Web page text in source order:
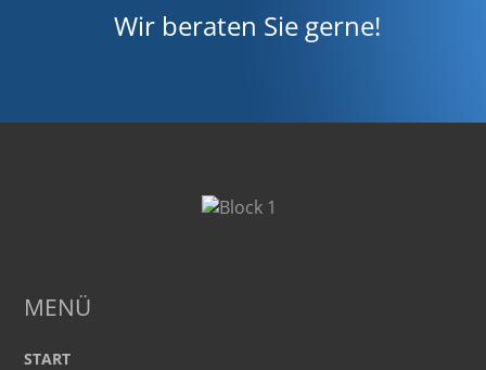
Wir beraten Sie gerne!
MENÜ
START